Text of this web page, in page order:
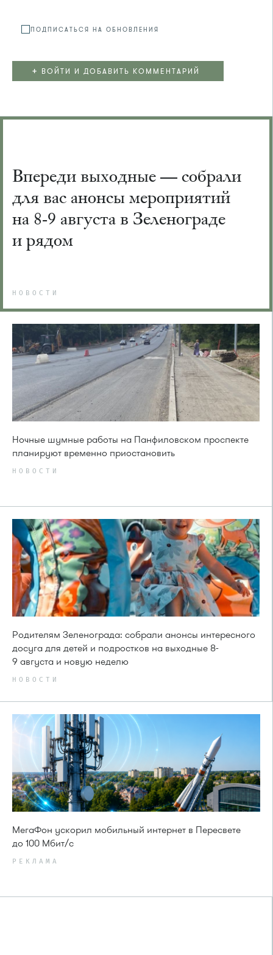
ПОДПИСАТЬСЯ НА ОБНОВЛЕНИЯ
+ ВОЙТИ И ДОБАВИТЬ КОММЕНТАРИЙ
Впереди выходные — собрали
для вас анонсы мероприятий
на 8-9 августа в Зеленограде
и рядом
НОВОСТИ
Ночные шумные работы на Панфиловском проспекте
планируют временно приостановить
НОВОСТИ
Родителям Зеленограда: собрали анонсы интересного
досуга для детей и подростков на выходные 8-
9 августа и новую неделю
НОВОСТИ
МегаФон ускорил мобильный интернет в Пересвете
до 100 Мбит/с
РЕКЛАМА